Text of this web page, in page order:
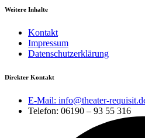
Weitere Inhalte
Kontakt
Impressum
Datenschutzerklärung
Direkter Kontakt
E-Mail: info@theater-
Telefon: 06190 – 93 55 316